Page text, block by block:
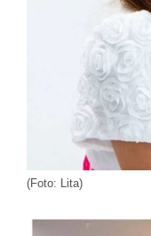
(Foto: Lita)